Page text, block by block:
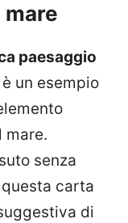
mare
paesaggio
è un esempio
mare.
senza
questa carta
di